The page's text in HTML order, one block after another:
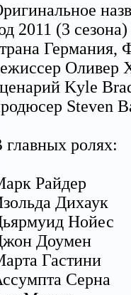
2011 (3 сезона)
Германия,
Оливер
Kyle
Steven
главных ролях:
Райдер
Дихаук
Нойес
Доумен
Гастини
Серна